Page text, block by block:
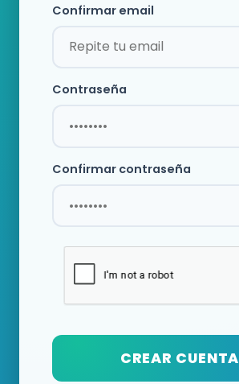
Confirmar email
Contraseña
Confirmar contraseña
CREAR CUENTA